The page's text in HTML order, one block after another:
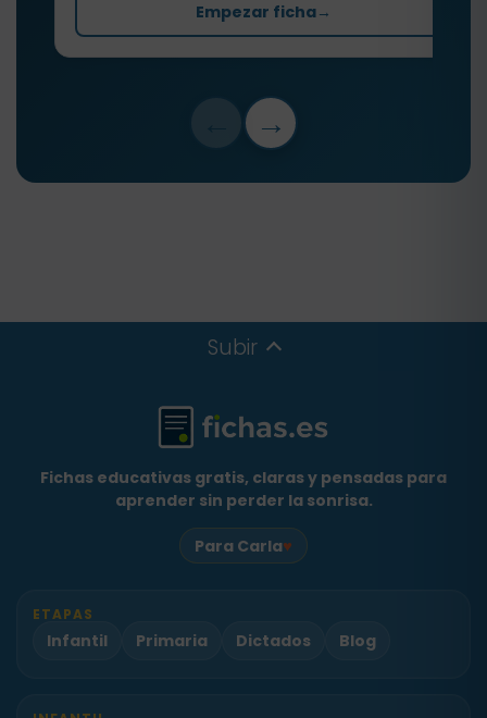
Empezar ficha→
→
Subir
Fichas educativas gratis, claras y pensadas para
aprender sin perder la sonrisa.
Para Carla♥
ETAPAS
Infantil Primaria Dictados Blog